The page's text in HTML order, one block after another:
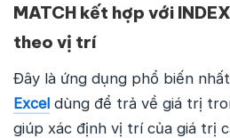
MATCH kết hợp với
theo vị trí
Đây là ứng dụng phổ biến
Excel dùng để trả về giá trị
giúp xác định vị trí của giá trị